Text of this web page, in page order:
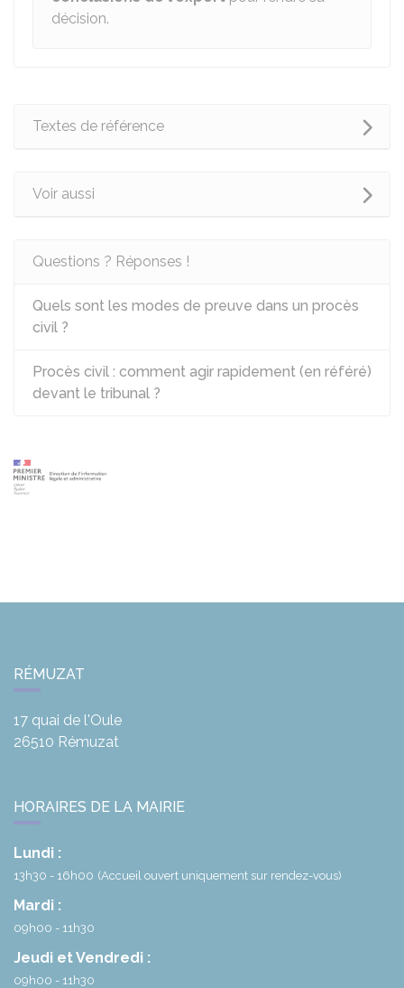
décision.
Textes de référence
Voir aussi
Questions ? Réponses !
Quels sont les modes de preuve dans un procès
civil ?
Procès civil : comment agir rapidement (en référé)
devant le tribunal ?
RÉMUZAT
17 quai de l'Oule
26510 Rémuzat
HORAIRES DE LA MAIRIE
Lundi :
13h30 - 16h00 (Accueil ouvert uniquement sur rendez-vous)
Mardi :
09h00 - 11h30
Jeudi et Vendredi :
09h00 - 11h30